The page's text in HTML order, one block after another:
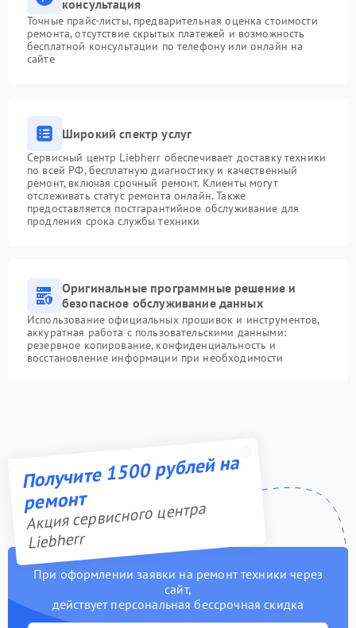
консультация
Точные прайс-листы, предварительная оценка стоимости
ремонта, отсутствие скрытых платежей и возможность
бесплатной консультации по телефону или онлайн на
сайте
Широкий спектр услуг
Сервисный центр Liebherr обеспечивает доставку техники
по всей РФ, бесплатную диагностику и качественный
ремонт, включая срочный ремонт. Клиенты могут
отслеживать статус ремонта онлайн. Также
предоставляется постгарантийное обслуживание для
продления срока службы техники
Оригинальные программные решение и
безопасное обслуживание данных
Использование официальных прошивок и инструментов,
аккуратная работа с пользовательскими данными:
резервное копирование, конфиденциальность и
восстановление информации при необходимости
Получите 1500 рублей на
ремонт
Акция сервисного центра
Liebherr
При оформлении заявки на ремонт техники через
сайт,
действует персональная бессрочная скидка